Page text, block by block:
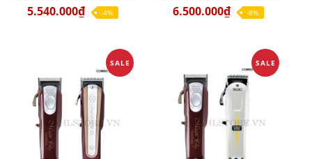
5.540.000₫ -4% 6.500.000₫ -8%
SALE SALE